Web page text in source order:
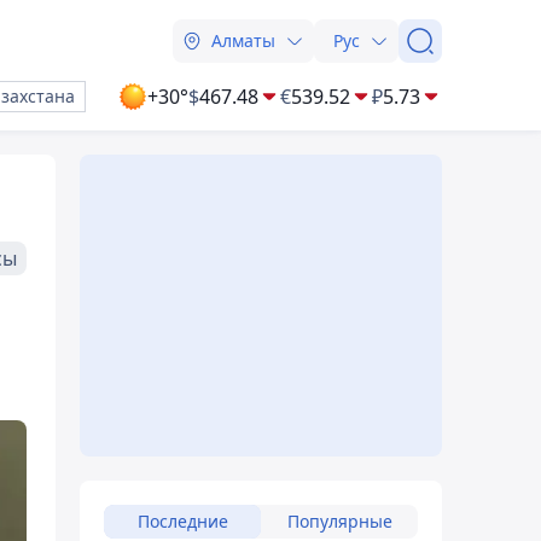
Алматы Рус
+30°$467.48 €539.52 ₽5.73
Последние Популярные